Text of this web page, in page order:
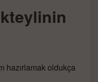
hazırlamak oldukça